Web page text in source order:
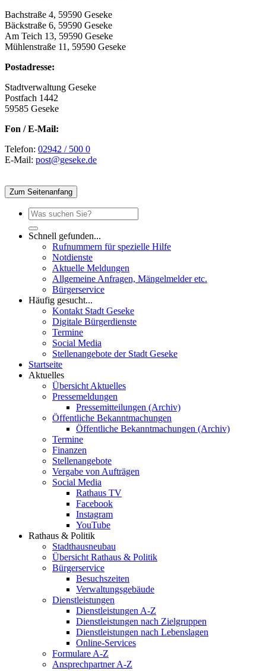
Bachstraße 4, 59590 Geseke
Bäckstraße 6, 59590 Geseke
Am Teich 13, 59590 Geseke
Mühlenstraße 11, 59590 Geseke
Postadresse:
Stadtverwaltung Geseke
Postfach 1442
59585 Geseke
Fon / E-Mail:
Telefon: 02942 / 500 0
E-Mail: post@geseke.de
Zum Seitenanfang
Schnell gefunden...
Rufnummern für spezielle Hilfe
Notdienste
Aktuelle Meldungen
Allgemeine Anfragen, Mängelmelder etc.
Bürgerservice
Häufig gesucht...
Kontakt Stadt Geseke
Digitale Bürgerdienste
Termine
Social Media
Stellenangebote der Stadt Geseke
Startseite
Aktuelles
Übersicht Aktuelles
Pressemeldungen
Pressemitteilungen (Archiv)
Öffentliche Bekanntmachungen
Öffentliche Bekanntmachungen (Archiv)
Termine
Finanzen
Stellenangebote
Vergabe von Aufträgen
Social Media
Rathaus TV
Facebook
Instagram
YouTube
Rathaus & Politik
Stadthausneubau
Übersicht Rathaus & Politik
Bürgerservice
Besuchszeiten
Verwaltungsgebäude
Dienstleistungen
Dienstleistungen A-Z
Dienstleistungen nach Zielgruppen
Dienstleistungen nach Lebenslagen
Online-Services
Formulare A-Z
Ansprechpartner A-Z